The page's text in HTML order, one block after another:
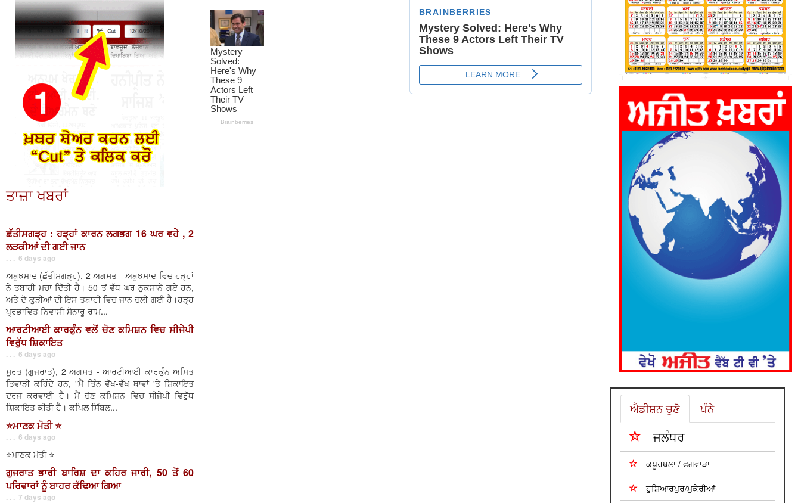
ਤਾਜ਼ਾ ਖਬਰਾਂ
ਛੱਤੀਸਗੜ੍ਹ : ਹੜ੍ਹਾਂ ਕਾਰਨ ਲਗਭਗ 16 ਘਰ ਵਹੇ , 2
ਲੜਕੀਆਂ ਦੀ ਗਈ ਜਾਨ
. . . 6 days ago
ਅਬੂਝਮਾਦ (ਛੱਤੀਸਗੜ੍ਹ), 2 ਅਗਸਤ - ਅਬੂਝਮਾਦ ਵਿਚ ਹੜ੍ਹਾਂ
ਨੇ ਤਬਾਹੀ ਮਚਾ ਦਿੱਤੀ ਹੈ। 50 ਤੋਂ ਵੱਧ ਘਰ ਨੁਕਸਾਨੇ ਗਏ ਹਨ,
ਅਤੇ ਦੋ ਕੁੜੀਆਂ ਦੀ ਇਸ ਤਬਾਹੀ ਵਿਚ ਜਾਨ ਚਲੀ ਗਈ ਹੈ।ਹੜ੍ਹ
ਪ੍ਰਭਾਵਿਤ ਨਿਵਾਸੀ ਸੋਨਾਰੂ ਰਾਮ...
ਆਰਟੀਆਈ ਕਾਰਕੁੰਨ ਵਲੋਂ ਚੋਣ ਕਮਿਸ਼ਨ ਵਿਚ ਸੀਜੇਪੀ
ਵਿਰੁੱਧ ਸ਼ਿਕਾਇਤ
. . . 6 days ago
ਸੂਰਤ (ਗੁਜਰਾਤ), 2 ਅਗਸਤ - ਆਰਟੀਆਈ ਕਾਰਕੁੰਨ ਅਮਿਤ
ਤਿਵਾੜੀ ਕਹਿੰਦੇ ਹਨ, "ਮੈਂ ਤਿੰਨ ਵੱਖ-ਵੱਖ ਥਾਵਾਂ 'ਤੇ ਸ਼ਿਕਾਇਤ
ਦਰਜ ਕਰਵਾਈ ਹੈ। ਮੈਂ ਚੋਣ ਕਮਿਸ਼ਨ ਵਿਚ ਸੀਜੇਪੀ ਵਿਰੁੱਧ
ਸ਼ਿਕਾਇਤ ਕੀਤੀ ਹੈ। ਕਪਿਲ ਸਿੱਬਲ...
⭐️ਮਾਣਕ ਮੋਤੀ ⭐️
. . . 6 days ago
⭐️ਮਾਣਕ ਮੋਤੀ ⭐️
ਗੁਜਰਾਤ ਭਾਰੀ ਬਾਰਿਸ਼ ਦਾ ਕਹਿਰ ਜਾਰੀ, 50 ਤੋਂ 60
ਪਰਿਵਾਰਾਂ ਨੂੰ ਬਾਹਰ ਕੱਢਿਆ ਗਿਆ
. . . 7 days ago
ਐਡੀਸ਼ਨ ਚੁਣੋ ਪੰਨੇ
ਜਲੰਧਰ
ਕਪੂਰਥਲਾ / ਫਗਵਾੜਾ
ਹੁਸ਼ਿਆਰਪੁਰ/ਮੁਕੇਰੀਆਂ